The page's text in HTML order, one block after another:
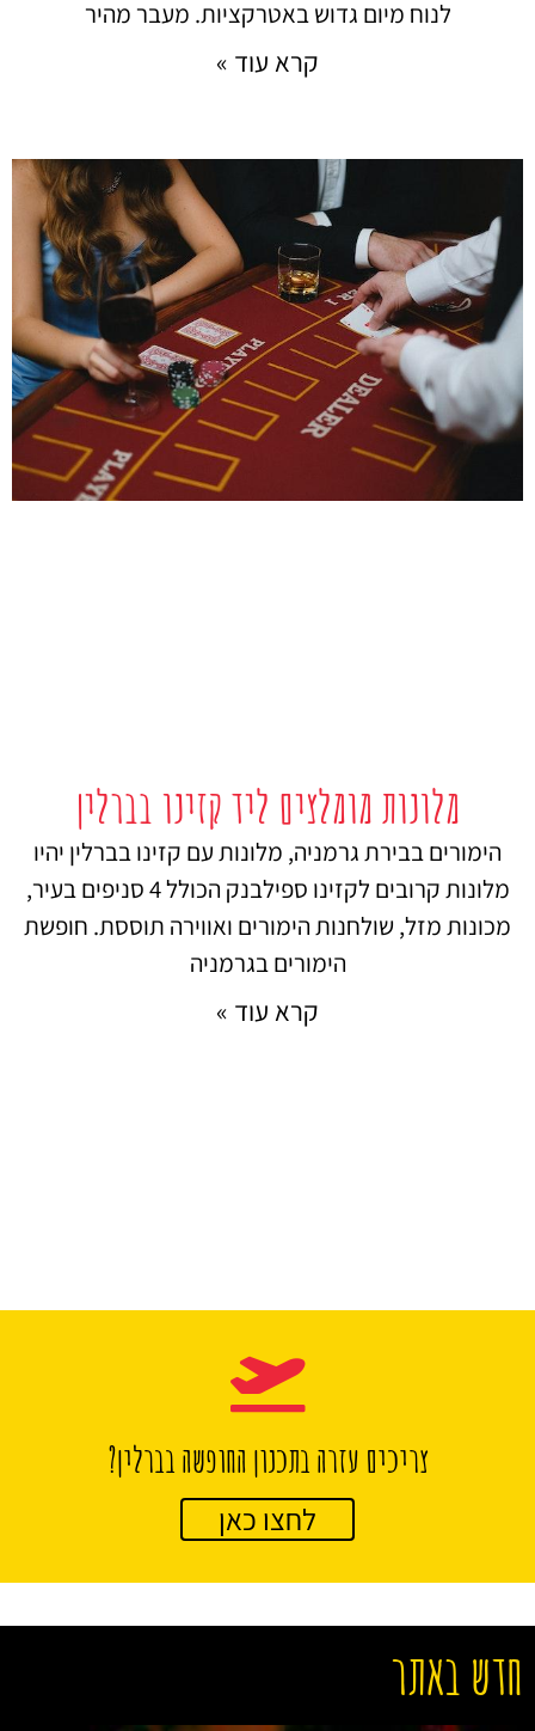
לנוח מיום גדוש באטרקציות. מעבר מהיר
קרא עוד »
מלונות מומלצים ליד קזינו בברלין
הימורים בבירת גרמניה, מלונות עם קזינו בברלין יהיו
מלונות קרובים לקזינו ספילבנק הכולל 4 סניפים בעיר,
מכונות מזל, שולחנות הימורים ואווירה תוססת. חופשת
הימורים בגרמניה
קרא עוד »
צריכים עזרה בתכנון החופשה בברלין?
לחצו כאן
חדש באתר